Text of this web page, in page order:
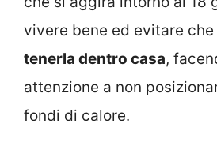
vivere bene ed evitare
tenerla dentro casa,
attenzione a non
fondi di calore.